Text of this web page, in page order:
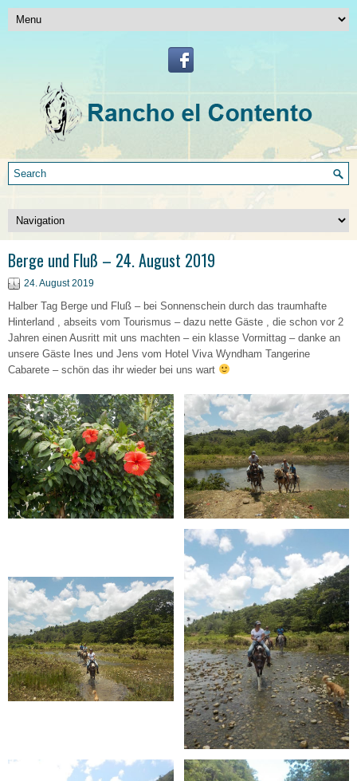
Berge und Fluß – 24. August 2019
24. August 2019
Halber Tag Berge und Fluß – bei Sonnenschein durch das traumhafte
Hinterland , abseits vom Tourismus – dazu nette Gäste , die schon vor 2
Jahren einen Ausritt mit uns machten – ein klasse Vormittag – danke an
unsere Gäste Ines und Jens vom Hotel Viva Wyndham Tangerine
Cabarete – schön das ihr wieder bei uns wart